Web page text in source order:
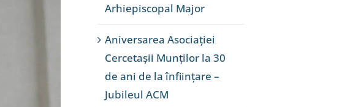
Arhiepiscopal Major
Aniversarea Asociației
Cercetașii Munților la 30
de ani de la înființare –
Jubileul ACM